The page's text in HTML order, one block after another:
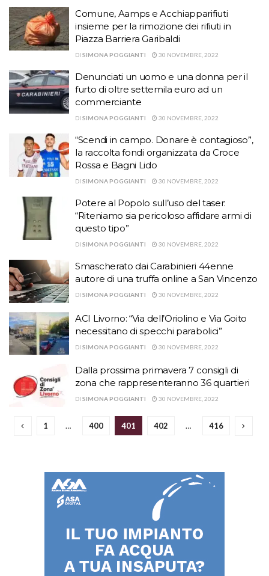
Comune, Aamps e Acchiapparifiuti
insieme per la rimozione dei rifiuti in
Piazza Barriera Garibaldi
DI SIMONA POGGIANTI 30 NOVEMBRE, 2022
Denunciati un uomo e una donna per il
furto di oltre settemila euro ad un
commerciante
DI SIMONA POGGIANTI 30 NOVEMBRE, 2022
“Scendi in campo. Donare è contagioso”,
la raccolta fondi organizzata da Croce
Rossa e Bagni Lido
DI SIMONA POGGIANTI 30 NOVEMBRE, 2022
Potere al Popolo sull’uso del taser:
“Riteniamo sia pericoloso affidare armi di
questo tipo”
DI SIMONA POGGIANTI 30 NOVEMBRE, 2022
Smascherato dai Carabinieri 44enne
autore di una truffa online a San Vincenzo
DI SIMONA POGGIANTI 30 NOVEMBRE, 2022
ACI Livorno: “Via dell’Oriolino e Via Goito
necessitano di specchi parabolici”
DI SIMONA POGGIANTI 30 NOVEMBRE, 2022
Dalla prossima primavera 7 consigli di
zona che rappresenteranno 36 quartieri
DI SIMONA POGGIANTI 30 NOVEMBRE, 2022
1 … 400 401 402 … 416